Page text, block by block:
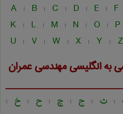
A | B | C | D | E | F
K | L | M | N | O | P
U | V | W | X | Y | Z
به انگلیسیمهندسی عمران
| ث | ج | چ | ح | خ |